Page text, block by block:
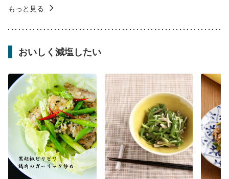
もっと見る
おいしく減塩したい